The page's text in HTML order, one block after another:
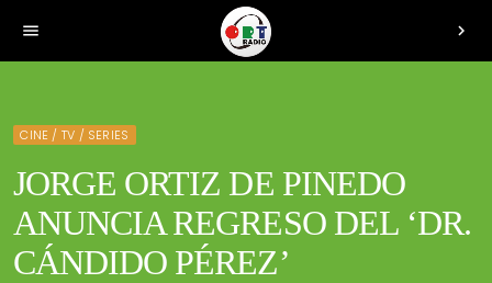
menu chevron_right
CINE / TV / SERIES
JORGE ORTIZ DE PINEDO
ANUNCIA REGRESO DEL ‘DR.
CÁNDIDO PÉREZ’